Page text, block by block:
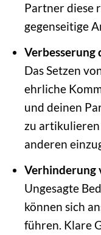
Partner diese
gegenseitige
Das Setzen
ehrliche
und deinen
zu artikulieren
anderen
Verhinderung
Ungesagte
können sich
führen. Klare